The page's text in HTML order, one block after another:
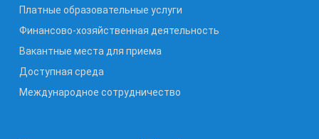
Платные образовательные услуги
Финансово-хозяйственная деятельность
Вакантные места для приема
Доступная среда
Международное сотрудничество